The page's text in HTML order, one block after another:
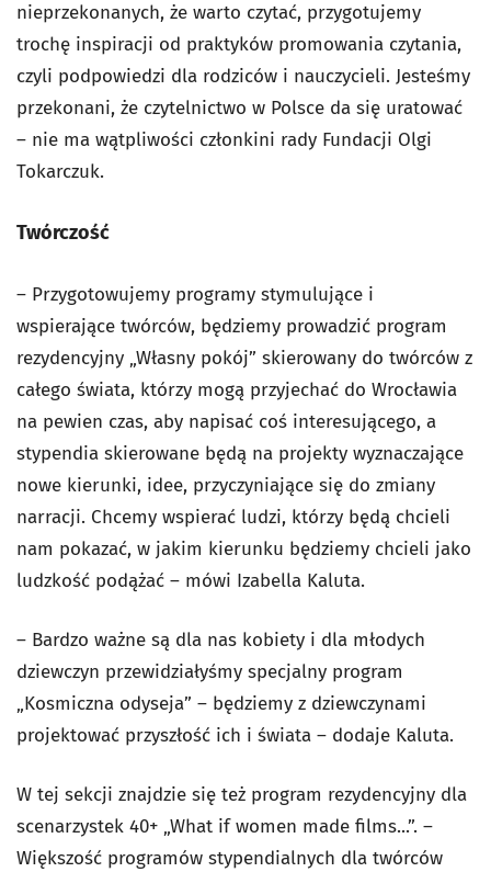
nieprzekonanych, że warto czytać, przygotujemy
trochę inspiracji od praktyków promowania czytania,
czyli podpowiedzi dla rodziców i nauczycieli. Jesteśmy
przekonani, że czytelnictwo w Polsce da się uratować
– nie ma wątpliwości członkini rady Fundacji Olgi
Tokarczuk.
Twórczość
– Przygotowujemy programy stymulujące i
wspierające twórców, będziemy prowadzić program
rezydencyjny „Własny pokój” skierowany do twórców z
całego świata, którzy mogą przyjechać do Wrocławia
na pewien czas, aby napisać coś interesującego, a
stypendia skierowane będą na projekty wyznaczające
nowe kierunki, idee, przyczyniające się do zmiany
narracji. Chcemy wspierać ludzi, którzy będą chcieli
nam pokazać, w jakim kierunku będziemy chcieli jako
ludzkość podążać – mówi Izabella Kaluta.
– Bardzo ważne są dla nas kobiety i dla młodych
dziewczyn przewidziałyśmy specjalny program
„Kosmiczna odyseja” – będziemy z dziewczynami
projektować przyszłość ich i świata – dodaje Kaluta.
W tej sekcji znajdzie się też program rezydencyjny dla
scenarzystek 40+ „What if women made films...”. –
Większość programów stypendialnych dla twórców